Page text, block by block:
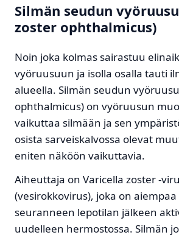
Silmän seudun
zoster ophthalmicus)
Noin joka kolmas sairastuu
vyöruusuun ja isolla osalla tauti
alueella. Silmän seudun
ophthalmicus) on vyöruusun
vaikuttaa silmään ja sen
osista sarveiskalvossa olevat
eniten näköön vaikuttavia.
Aiheuttaja on Varicella zoster -
(vesirokkovirus), joka on
seuranneen lepotilan jälkeen
uudelleen hermostossa. Silmän